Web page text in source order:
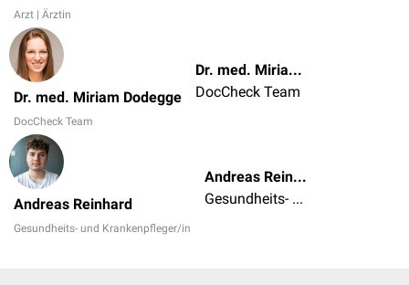
Arzt | Ärztin
Dr. med. Miriam Dodegge
DocCheck Team
Dr. med. Miriam Dodegge
DocCheck Team
Andreas Reinhard
Gesundheits- und Krankenpfleger/in
Andreas Reinhard
Gesundheits- und Krankenpfleger/in